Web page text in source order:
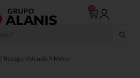
0
/ Rezago Volcado X Metro